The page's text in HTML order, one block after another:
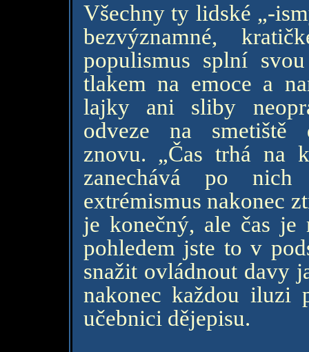
Všechny ty lidské „-
bezvýznamné,
populismus splní
tlakem na emoce a
lajky ani sliby
odveze na
znovu. „Čas trhá na
zanechává po
extrémismus nakonec
je konečný, ale čas je
pohledem jste to v
snažit ovládnout davy
nakonec každou iluzi
učebnici dějepisu.